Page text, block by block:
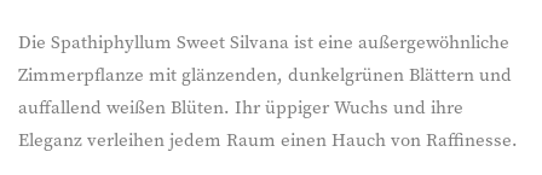
Die Spathiphyllum Sweet Silvana ist eine außergewöhnliche
Zimmerpflanze mit glänzenden, dunkelgrünen Blättern und
auffallend weißen Blüten. Ihr üppiger Wuchs und ihre
Eleganz verleihen jedem Raum einen Hauch von Raffinesse.